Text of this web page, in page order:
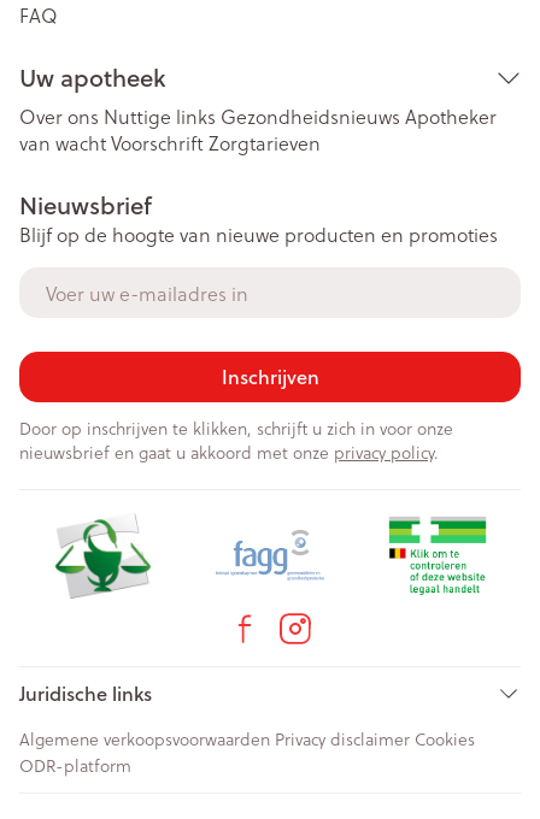
FAQ
Uw apotheek
Over ons Nuttige links Gezondheidsnieuws Apotheker
van wachtVoorschriftZorgtarieven
Nieuwsbrief
Blijf op de hoogte van nieuwe producten en promoties
Inschrijven
Door op inschrijven te klikken, schrijft u zich in voor onze
nieuwsbrief en gaat u akkoord met onze privacy policy.
Juridische links
Algemene verkoopsvoorwaarden Privacy disclaimer Cookies
ODR-platform